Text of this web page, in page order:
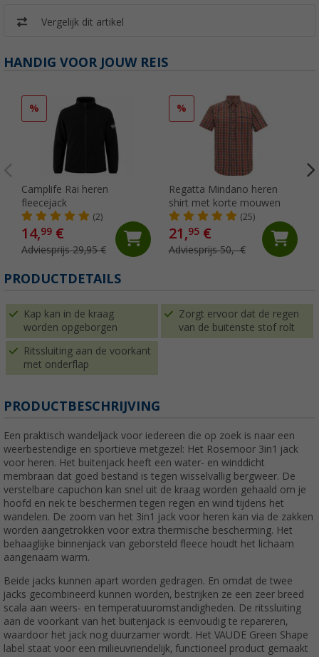
Vergelijk dit artikel
HANDIG VOOR JOUW REIS
%
Camplife Rai heren
fleecejack
(2)
14,99 €
Adviesprijs 29,95 €
%
Regatta Mindano heren
shirt met korte mouwen
(25)
21,95€
Adviesprijs 50,- €
PRODUCTDETAILS
Kap kan in de kraag
worden opgeborgen
Zorgt ervoor dat de regen
van de buitenste stof rolt
Ritssluiting aan de voorkant
met onderflap
PRODUCTBESCHRIJVING
Een praktisch wandeljack voor iedereen die op zoek is naar een
weerbestendige en sportieve metgezel: Het Rosemoor 3in1 jack
voor heren. Het buitenjack heeft een water- en winddicht
membraan dat goed bestand is tegen wisselvallig bergweer. De
verstelbare capuchon kan snel uit de kraag worden gehaald om je
hoofd en nek te beschermen tegen regen en wind tijdens het
wandelen. De zoom van het 3in1 jack voor heren kan via de zakken
worden aangetrokken voor extra thermische bescherming. Het
behaaglijke binnenjack van geborsteld fleece houdt het lichaam
aangenaam warm.
Beide jacks kunnen apart worden gedragen. En omdat de twee
jacks gecombineerd kunnen worden, bestrijken ze een zeer breed
scala aan weers- en temperatuuromstandigheden. De ritssluiting
aan de voorkant van het buitenjack is eenvoudig te repareren,
waardoor het jack nog duurzamer wordt. Het VAUDE Green Shape
label staat voor een milieuvriendelijk, functioneel product gemaakt